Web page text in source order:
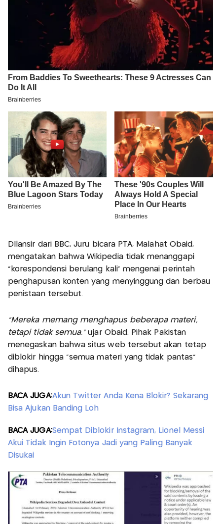
DIlansir dari BBC, Juru bicara PTA, Malahat Obaid,
mengatakan bahwa Wikipedia tidak menanggapi
"korespondensi berulang kali" mengenai perintah
penghapusan konten yang menyinggung dan berbau
penistaan tersebut.
"Mereka memang menghapus beberapa materi,
tetapi tidak semua."ujar Obaid. Pihak Pakistan
menegaskan bahwa situs web tersebut akan tetap
diblokir hingga "semua materi yang tidak pantas"
dihapus.
BACA JUGA:Akun Twitter Anda Kena Blokir? Sekarang
Bisa Ajukan Banding Loh
BACA JUGA:Sempat Diblokir Instagram, Lionel Messi
Akui Tidak Ingin Fotonya Jadi yang Paling Banyak
Disukai